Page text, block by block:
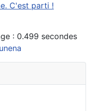
C'est parti !
: 0.499 secondes